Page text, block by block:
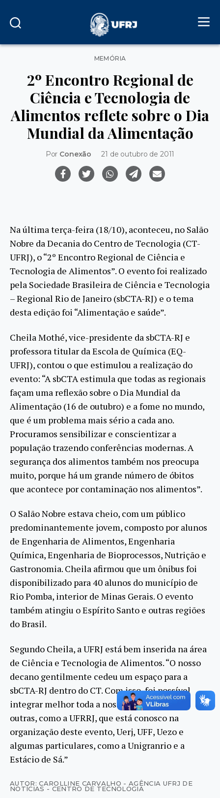
Categorias
MEMÓRIA
2º Encontro Regional de
Ciência e Tecnologia de
Alimentos reflete sobre o Dia
Mundial da Alimentação
Por Conexão 21 de outubro de 2011
Na última terça-feira (18/10), aconteceu, no Salão
Nobre da Decania do Centro de Tecnologia (CT-
UFRJ), o “2º Encontro Regional de Ciência e
Tecnologia de Alimentos”. O evento foi realizado
pela Sociedade Brasileira de Ciência e Tecnologia
– Regional Rio de Janeiro (sbCTA-RJ) e o tema
desta edição foi “Alimentação e saúde”.
Cheila Mothé, vice-presidente da sbCTA-RJ e
professora titular da Escola de Química (EQ-
UFRJ), contou o que estimulou a realização do
evento: “A sbCTA estimula que todas as regionais
façam uma reflexão sobre o Dia Mundial da
Alimentação (16 de outubro) e a fome no mundo,
que é um problema mais sério a cada ano.
Procuramos sensibilizar e conscientizar a
população trazendo conferências modernas. A
segurança dos alimentos também nos preocupa
muito, porque há um grande número de óbitos
que acontece por contaminação nos alimentos”.
O Salão Nobre estava cheio, com um público
predominantemente jovem, composto por alunos
de Engenharia de Alimentos, Engenharia
Química, Engenharia de Bioprocessos, Nutrição e
Gastronomia. Cheila afirmou que um ônibus foi
disponibilizado para 40 alunos do município de
Rio Pomba, interior de Minas Gerais. O evento
também atingiu o Espírito Santo e outras regiões
do Brasil.
Segundo Cheila, a UFRJ está bem inserida na área
de Ciência e Tecnologia de Alimentos. “O nosso
decano gentilmente cedeu um espaço para a
sbCTA-RJ dentro do CT. Com isso, foi possível
integrar melhor toda a nossa universidade e
outras, como a UFRRJ, que está conosco na
organização deste evento, Uerj, UFF, Uezo e
algumas particulares, como a Unigranrio e a
Estácio de Sá.”
AUTOR: CAROLLINE CARVALHO - AGÊNCIA UFRJ DE
NOTÍCIAS - CENTRO DE TECNOLOGIA